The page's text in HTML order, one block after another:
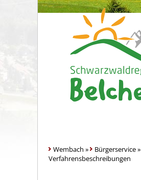
Wembach » Bürgerservice»
Verfahrensbeschreibungen